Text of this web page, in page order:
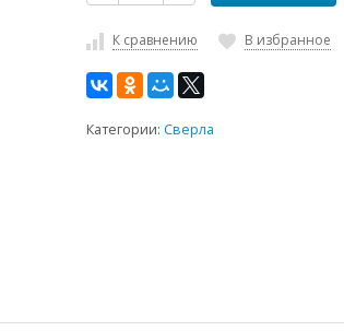
К сравнению В избранное
Категории:Сверла